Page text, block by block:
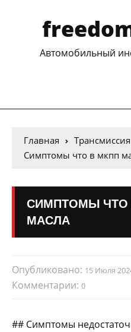
Автомобильный
Главная Трансмиссия
Симптомы что в мкпп
СИМПТОМЫ ЧТО
МАСЛА
Опубликовано: 15 Июля
Комментарии: 0
## Симптомы